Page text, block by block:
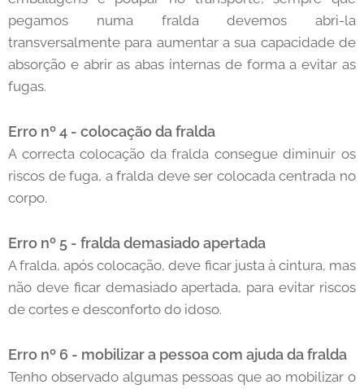
pegamos numa fralda devemos abri-la
transversalmente para aumentar a sua capacidade de
absorção e abrir as abas internas de forma a evitar as
fugas.
Erro nº 4 - colocação da fralda
A correcta colocação da fralda consegue diminuir os
riscos de fuga, a fralda deve ser colocada centrada no
corpo.
Erro nº 5 - fralda demasiado apertada
A fralda, após colocação, deve ficar justa à cintura, mas
não deve ficar demasiado apertada, para evitar riscos
de cortes e desconforto do idoso.
Erro nº 6 - mobilizar a pessoa com ajuda da fralda
Tenho observado algumas pessoas que ao mobilizar o